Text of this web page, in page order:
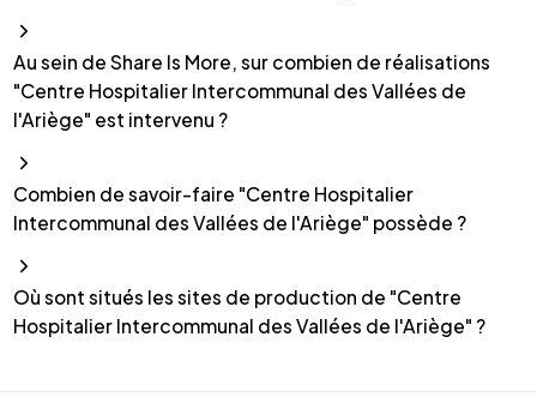
Au sein de Share Is More, sur combien de réalisations
"Centre Hospitalier Intercommunal des Vallées de
l'Ariège" est intervenu ?
Combien de savoir-faire "Centre Hospitalier
Intercommunal des Vallées de l'Ariège" possède ?
Où sont situés les sites de production de "Centre
Hospitalier Intercommunal des Vallées de l'Ariège" ?